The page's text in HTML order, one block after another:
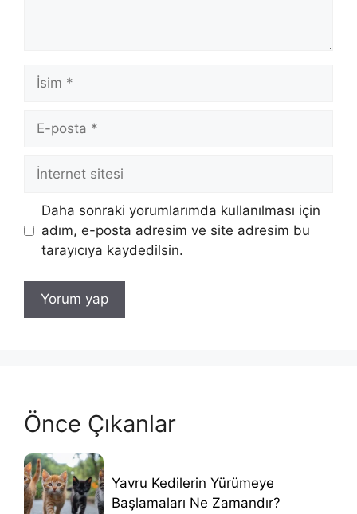
İsim
posta
İnternet
sitesi
Daha sonraki yorumlarımda kullanılması için
adım, e-posta adresim ve site adresim bu
tarayıcıya kaydedilsin.
Önce Çıkanlar
Yavru Kedilerin Yürümeye
Başlamaları Ne Zamandır?